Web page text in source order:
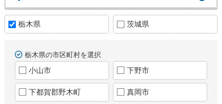
栃木県 茨城県
栃木県の市区町村を選択
小山市 下野市
下都賀郡野木町 真岡市